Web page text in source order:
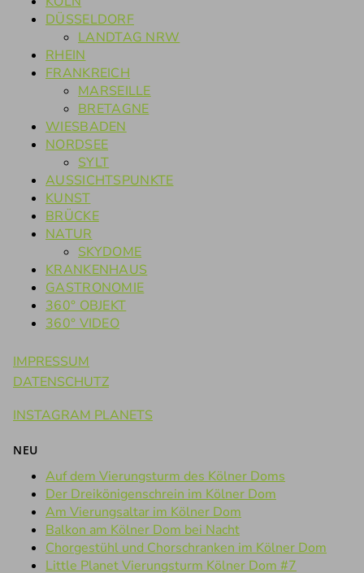
DÜSSELDORF
LANDTAG NRW
RHEIN
FRANKREICH
MARSEILLE
BRETAGNE
WIESBADEN
NORDSEE
SYLT
AUSSICHTSPUNKTE
KUNST
BRÜCKE
NATUR
SKYDOME
KRANKENHAUS
GASTRONOMIE
360° OBJEKT
360° VIDEO
IMPRESSUM
DATENSCHUTZ
INSTAGRAM PLANETS
NEU
Auf dem Vierungsturm des Kölner Doms
Der Dreikönigenschrein im Kölner Dom
Am Vierungsaltar im Kölner Dom
Balkon am Kölner Dom bei Nacht
Chorgestühl und Chorschranken im Kölner Dom
Little Planet Vierungsturm Kölner Dom #7